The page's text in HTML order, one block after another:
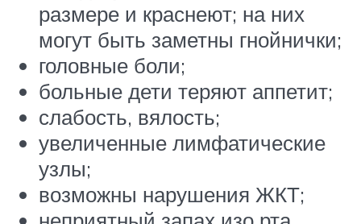
размере и краснеют; на них
могут быть заметны гнойнички;
головные боли;
больные дети теряют аппетит;
слабость, вялость;
увеличенные лимфатические
узлы;
возможны нарушения ЖКТ;